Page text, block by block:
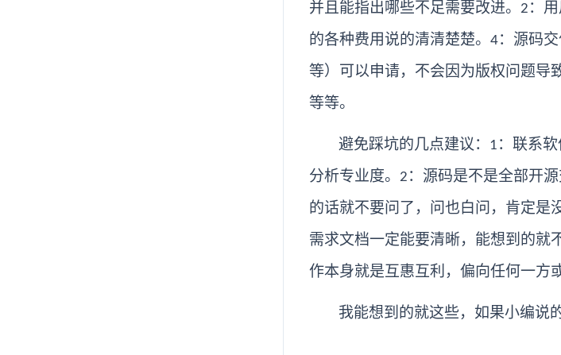
并且能指出哪些不足需要改进。 2 ：
的各种费用说的清清楚楚。 4：源码
等）可以申请，不会因为版权问题导
等等。
避免踩坑的几点建议： 1 ：联系
分析专业度。 2 ：源码是不是全部开
的话就不要问了，问也白问，肯定是
需求文档一定能要清晰，能想到的就
作本身就是互惠互利，偏向任何一方
我能想到的就这些，如果小编说